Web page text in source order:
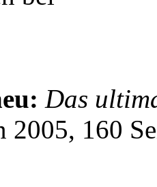
: Das
2005, 160